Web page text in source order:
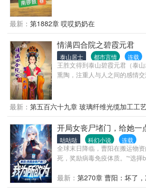
最新： 第1882章 哎哎奶奶在
情满四合院之碧霞元君
泰山居士 都市言情 连载
王胜文得到泰山碧霞元君（泰
熏陶，注重人与人之间的感情
最新： 第五百六十九章 玻璃纤维光缆加工工
开局女丧尸堵门，给她一
咕咕哒 科幻小说 连载
全球末日降临，曹阳在搬运物
死，奖励病毒免疫体质。”“选
最新： 第270章 曹阳：坏了，